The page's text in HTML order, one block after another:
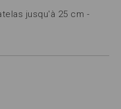
jusqu'à 25 cm -